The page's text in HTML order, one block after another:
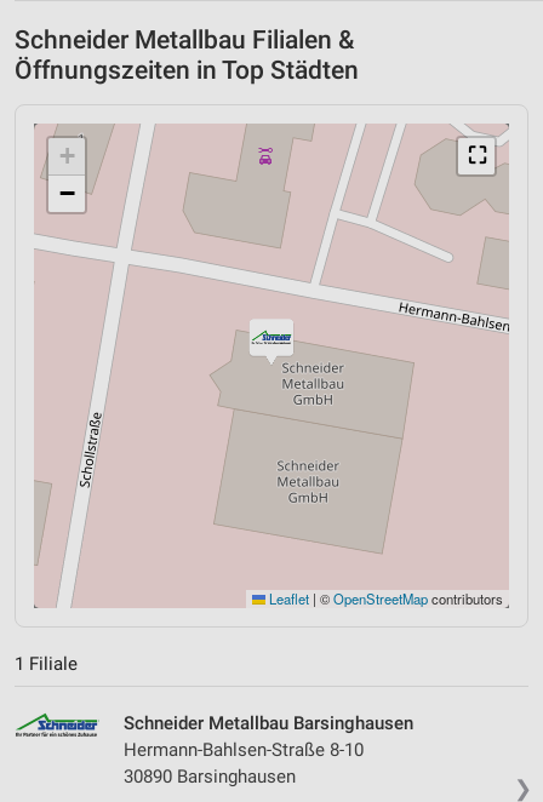
Schneider Metallbau Filialen &
Öffnungszeiten in Top Städten
⛶
+
−
Leaflet | ©OpenStreetMapcontributors
1 Filiale
❯
Schneider Metallbau Barsinghausen
Hermann-Bahlsen-Straße 8-10
30890 Barsinghausen